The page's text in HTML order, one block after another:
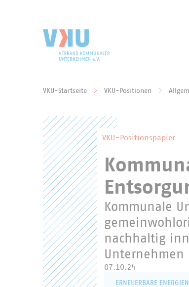
VKU-Startseite VKU-Positionen
VKU-Positionspapier
Kommunale
nachhaltig
Unternehmen
07.10.24
ERNEUERBARE ENERGIEN